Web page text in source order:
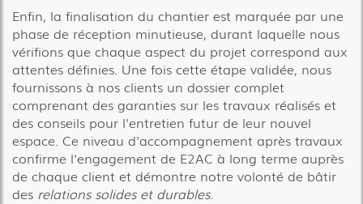
Enfin, la finalisation du chantier est marquée par une
phase de réception minutieuse, durant laquelle nous
vérifions que chaque aspect du projet correspond aux
attentes définies. Une fois cette étape validée, nous
fournissons à nos clients un dossier complet
comprenant des garanties sur les travaux réalisés et
des conseils pour l'entretien futur de leur nouvel
espace. Ce niveau d'accompagnement après travaux
confirme l'engagement de E2AC à long terme auprès
de chaque client et démontre notre volonté de bâtir
des relations solides et durables.